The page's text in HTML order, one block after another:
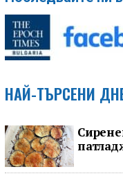
НАЙ-ТЪРСЕНИ